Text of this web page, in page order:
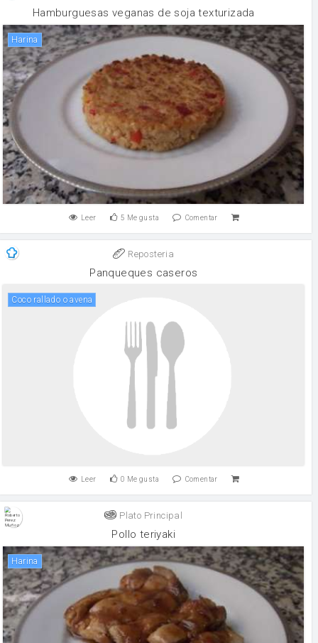
Hamburguesas veganas de soja texturizada
harina
Leer 5 Me gusta Comentar
Reposteria
Panqueques caseros
Coco rallado o avena
Leer 0 Me gusta Comentar
Plato Principal
Pollo teriyaki
harina